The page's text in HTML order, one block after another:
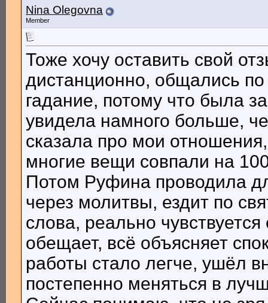
Nina Olegovna
Member
Тоже хочу оставить свой
дистанционно, общались
гадание, потому что была
увидела намного больше,
сказала про мои
многие вещи совпали на
Потом Руфина проводила
через молитвы, ездит по
слова, реально
обещает, всё объясняет
работы стало легче, ушёл
постепенно меняться в